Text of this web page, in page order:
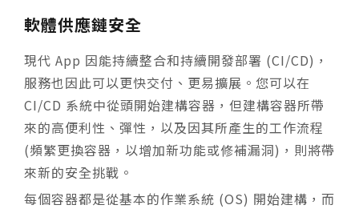
軟體供應鏈安全
現代 App 因能持續整合和持續開發部署 (CI/CD)，
服務也因此可以更快交付、更易擴展。您可以在
CI/CD 系統中從頭開始建構容器，但建構容器所帶
來的高便利性、彈性，以及因其所產生的工作流程
(頻繁更換容器，以增加新功能或修補漏洞)，則將帶
來新的安全挑戰。
每個容器都是從基本的作業系統 (OS) 開始建構，而